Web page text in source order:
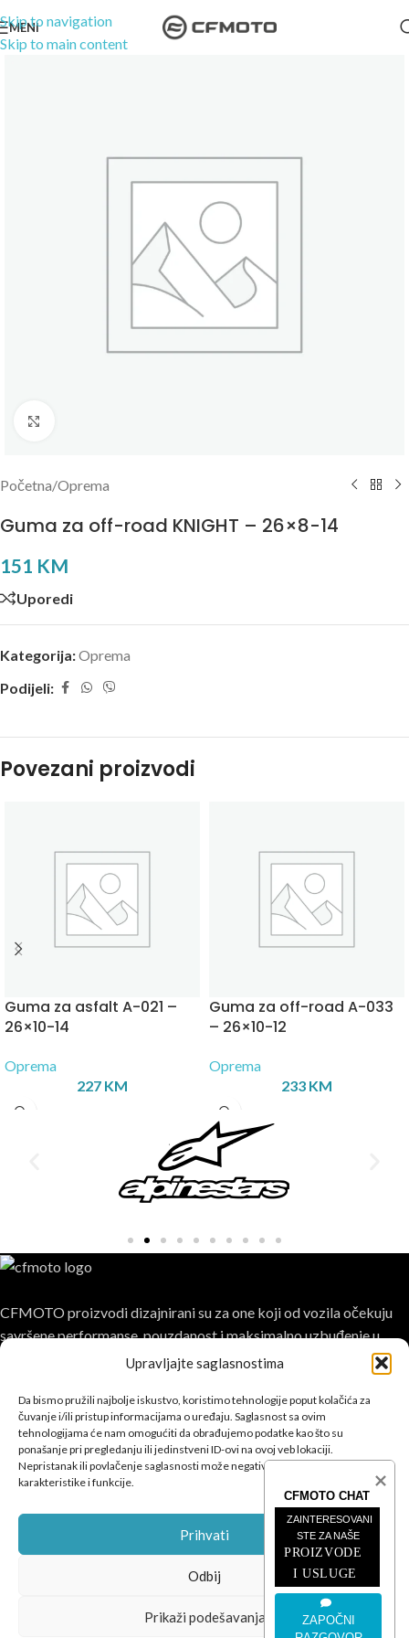
Upravljajte saglasnostima
Da bismo pružili najbolje iskustvo, koristimo tehnologije poput kolačića za
čuvanje i/ili pristup informacijama o uređaju. Saglasnost sa ovim
tehnologijama će nam omogućiti da obrađujemo podatke kao što su
ponašanje pri pregledanju ili jedinstveni ID-ovi na ovoj veb lokaciji.
Nepristanak ili povlačenje saglasnosti može negativno uticati na određene
karakteristike i funkcije.
Prihvati
Odbij
Prikaži podešavanja
Skip to navigation
Skip to main content
MENI
Početna/Oprema
Guma za off-road KNIGHT – 26×8-14
151 KM
Uporedi
Kategorija:Oprema
Podijeli:
Povezani proizvodi
Guma za asfalt A-021 –
26×10-14
Oprema
227 KM
Guma za off-road A-033
– 26×10-12
Oprema
233 KM
CFMOTO proizvodi dizajnirani su za one koji od vozila očekuju
savršene performanse, pouzdanost i maksimalno uzbuđenje u
POSLJEDNJE SA BLOGA
ČETVEROTOČKAŠI
© 2026 SEO Team.
CFMOTO CHAT
ZAINTERESOVANI
STE ZA NAŠE
ZAPOČNI
PROIZVODE
I USLUGE